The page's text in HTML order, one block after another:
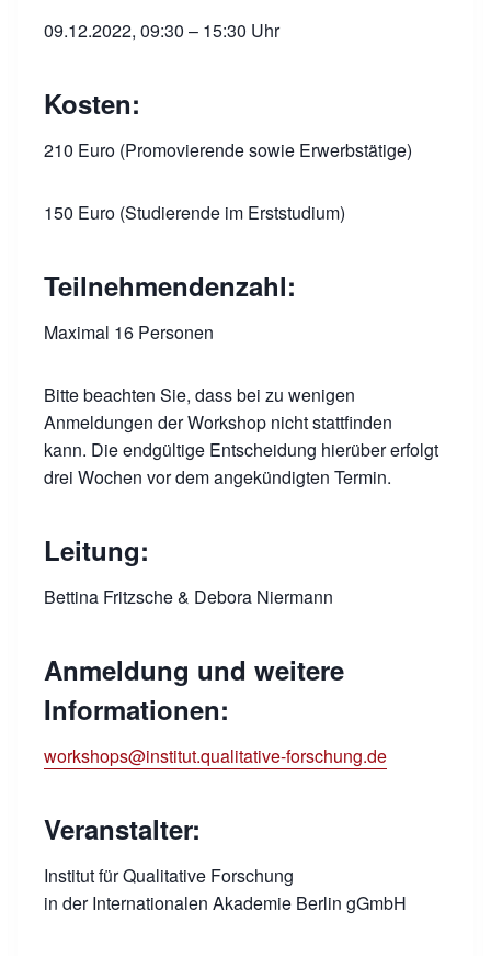
09.12.2022, 09:30 – 15:30 Uhr
Kosten:
210 Euro (Promovierende sowie Erwerbstätige)
150 Euro (Studierende im Erststudium)
Teilnehmendenzahl:
Maximal 16 Personen
Bitte beachten Sie, dass bei zu wenigen
Anmeldungen der Workshop nicht stattfinden
kann. Die endgültige Entscheidung hierüber erfolgt
drei Wochen vor dem angekündigten Termin.
Leitung:
Bettina Fritzsche & Debora Niermann
Anmeldung und weitere
Informationen:
workshops@institut.qualitative-forschung.de
Veranstalter:
Institut für Qualitative Forschung
in der Internationalen Akademie Berlin gGmbH